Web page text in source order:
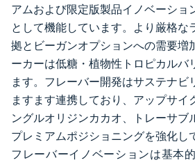
アムおよび限定版製品イノベーショ
として機能しています。より厳格な
拠とビーガンオプションへの需要増
ーカーは低糖・植物性トロピカルバ
ます。フレーバー開発はサステナビ
ますます連携しており、アップサイ
ングルオリジンカカオ、トレーサブ
プレミアムポジショニングを強化し
フレーバーイノベーションは基本